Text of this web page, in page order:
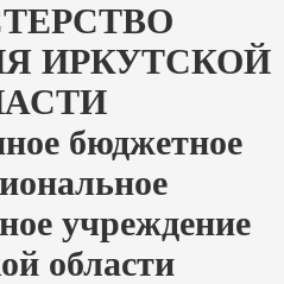
ИРКУТСКОЙ
бюджетное
учреждение
области